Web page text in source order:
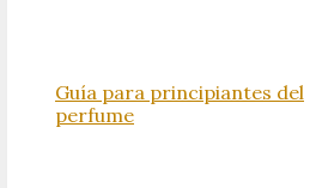
Guía para principiantes del
perfume